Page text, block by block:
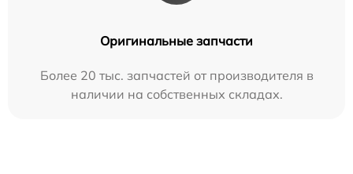
Оригинальные запчасти
Более 20 тыс. запчастей от производителя в
наличии на собственных складах.